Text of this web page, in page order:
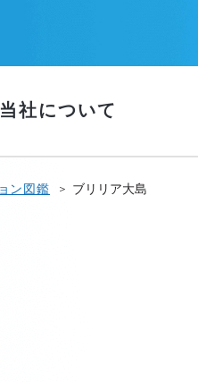
当社について
ン図鑑 ブリリア大島